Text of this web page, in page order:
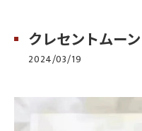
クレセントムーン
2024/03/19